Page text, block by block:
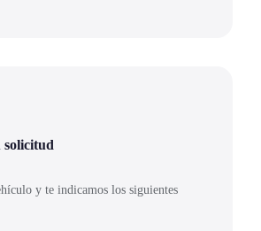
solicitud
y te indicamos los siguientes